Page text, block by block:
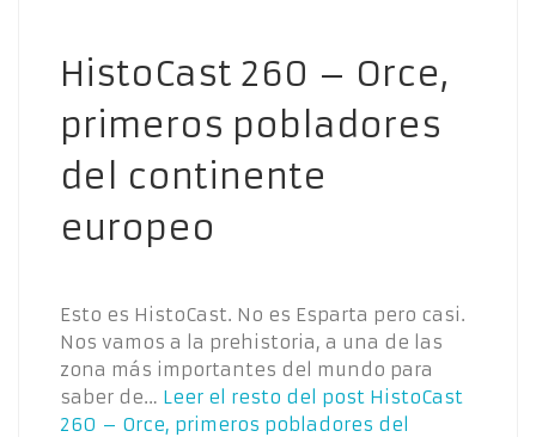
HistoCast 260 – Orce,
primeros pobladores
del continente
europeo
Esto es HistoCast. No es Esparta pero casi.
Nos vamos a la prehistoria, a una de las
zona más importantes del mundo para
saber de… Leer el resto del post HistoCast
260 – Orce, primeros pobladores del